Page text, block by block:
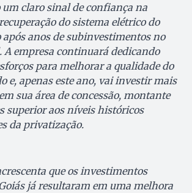
claro sinal de confiança na
do sistema elétrico do
após anos de subinvestimentos no
A empresa continuará dedicando
para melhorar a qualidade do
e, apenas este ano, vai investir mais
sua área de concessão, montante
superior aos níveis históricos
da privatização.
que os investimentos
já resultaram em uma melhora